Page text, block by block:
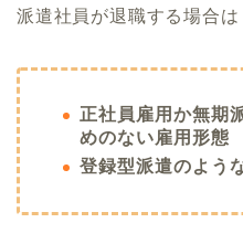
派遣社員が退職する場合は
正社員雇用か無期
めのない雇用形態
登録型派遣のよう